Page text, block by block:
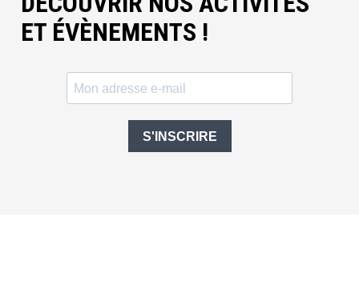
ET ÉVÈNEMENTS !
S'INSCRIRE